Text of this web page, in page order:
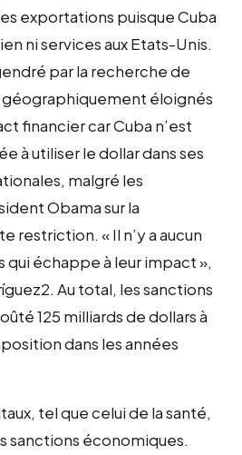
exportations puisque Cuba
ni services aux Etats-Unis.
par la recherche de
éloignés
financier car Cuba n’est
à utiliser le dollar dans ses
malgré les
Obama sur la
restriction. « Il n’y a aucun
qui échappe à leur impact »,
Au total, les sanctions
125 milliards de dollars à
dans les années
tel que celui de la santé,
sanctions économiques.